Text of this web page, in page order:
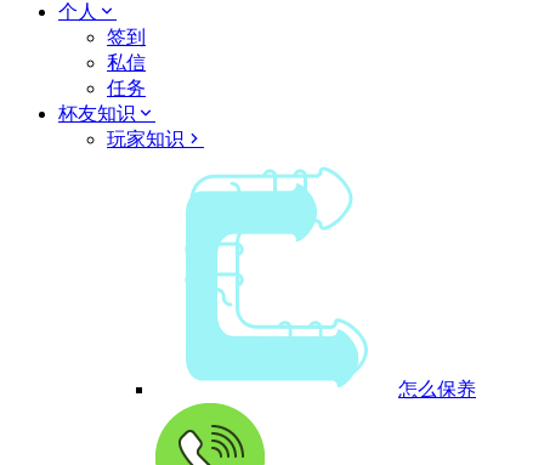
个人
签到
私信
任务
杯友知识
玩家知识
怎么保养